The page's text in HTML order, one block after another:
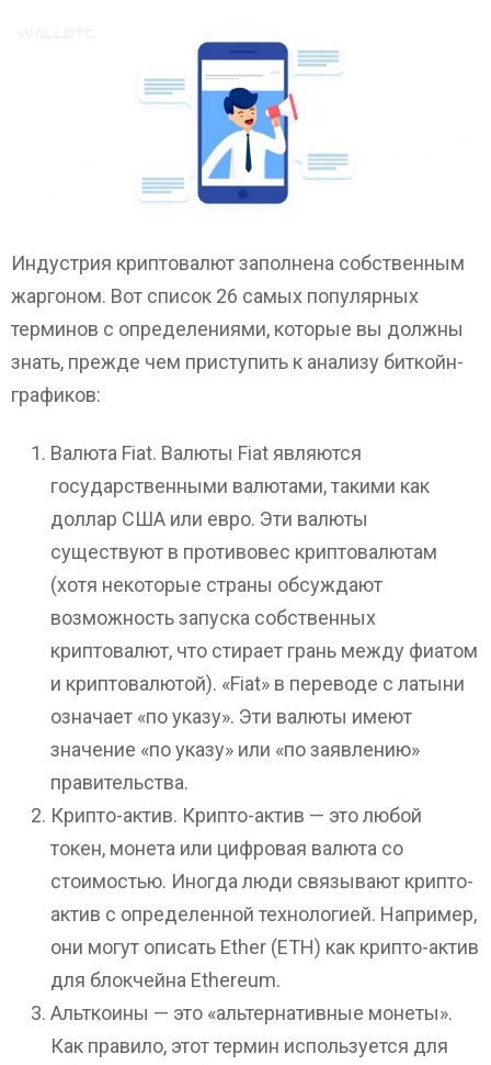
Индустрия криптовалют заполнена собственным
жаргоном. Вот список 26 самых популярных
терминов с определениями, которые вы должны
знать, прежде чем приступить к анализу биткойн-
графиков:
Валюта Fiat. Валюты Fiat являются
государственными валютами, такими как
доллар США или евро. Эти валюты
существуют в противовес криптовалютам
(хотя некоторые страны обсуждают
возможность запуска собственных
криптовалют, что стирает грань между фиатом
и криптовалютой). «Fiat» в переводе с латыни
означает «по указу». Эти валюты имеют
значение «по указу» или «по заявлению»
правительства.
Крипто-актив. Крипто-актив — это любой
токен, монета или цифровая валюта со
стоимостью. Иногда люди связывают крипто-
актив с определенной технологией. Например,
они могут описать Ether (ETH) как крипто-актив
для блокчейна Ethereum.
Альткоины — это «альтернативные монеты».
Как правило, этот термин используется для